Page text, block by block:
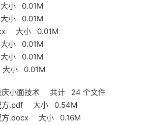
小 0.01M
小 0.01M
大小 0.01M
小 0.01M
小 0.01M
小 0.01M
庆小面技术 共计 24 个文件
方.pdf 大小 0.54M
方.docx 大小 0.16M